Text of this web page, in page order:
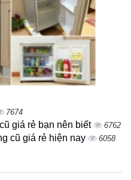
7674
giá rẻ bạn nên biết 6762
cũ giá rẻ hiện nay 6058